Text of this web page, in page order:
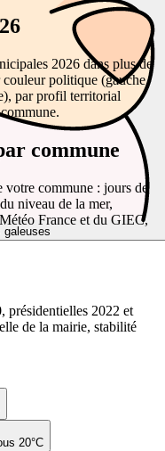
galeuses
20°C
2026 dans plus de
politique (gauche,
par profil territorial
commune
commune : jours de
niveau de la mer,
France et du GIEC,
présidentielles 2022 et
de la mairie, stabilité